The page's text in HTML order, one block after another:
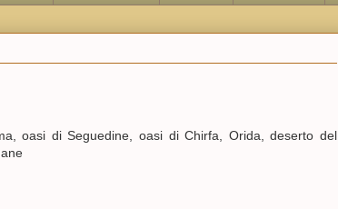
oasi di Seguedine, oasi di Chirfa, Orida, deserto del